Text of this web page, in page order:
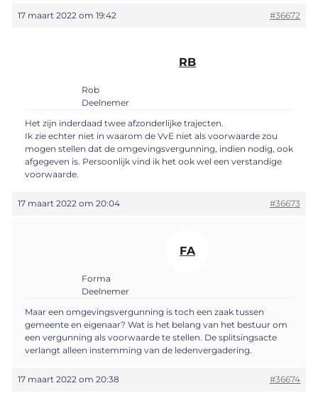
17 maart 2022 om 19:42 #36672
RB
Rob
Deelnemer
Het zijn inderdaad twee afzonderlijke trajecten.
Ik zie echter niet in waarom de VvE niet als voorwaarde zou
mogen stellen dat de omgevingsvergunning, indien nodig, ook
afgegeven is. Persoonlijk vind ik het ook wel een verstandige
voorwaarde.
17 maart 2022 om 20:04 #36673
FA
Forma
Deelnemer
Maar een omgevingsvergunning is toch een zaak tussen
gemeente en eigenaar? Wat is het belang van het bestuur om
een vergunning als voorwaarde te stellen. De splitsingsacte
verlangt alleen instemming van de ledenvergadering.
17 maart 2022 om 20:38 #36674